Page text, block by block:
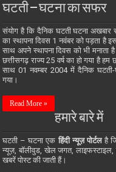
घटती – घटना का सफर
संयोग है कि दैनिक घटती घटना अखबार
का स्थापना दिवस 1 नवंबर को पड़ता है
साथ अपने स्थापना दिवस को भी मनाता
छत्तीसगढ़ राज्य 25 वर्ष का हो गया है
साथ 01 नवम्बर 2004 में दैनिक घटती-
गया।
Read More »
हमारे बारे में
घटती – घटना एक हिंदी न्यूज़ पोर्टलहै
न्यूज़, बॉलीवुड, खेल जगत, लाइफस्टाइल,
खबरें पोस्ट की जाती हैं।